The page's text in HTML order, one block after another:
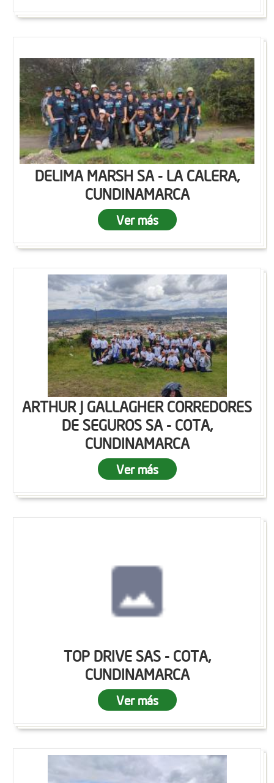
DELIMA MARSH SA - LA CALERA,
CUNDINAMARCA
Ver más
ARTHUR J GALLAGHER CORREDORES
DE SEGUROS SA - COTA,
CUNDINAMARCA
Ver más
TOP DRIVE SAS - COTA,
CUNDINAMARCA
Ver más